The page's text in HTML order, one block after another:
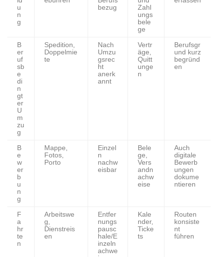
u
n
g
bezug
Zahl
ungs
bele
ge
B
er
uf
sb
e
di
n
gt
er
U
m
zu
g
Spedition,
Doppelmie
te
Nach
Umzu
gsrec
ht
anerk
annt
Vertr
äge,
Quitt
unge
n
Berufsgr
und kurz
begründ
en
B
e
w
er
b
u
n
g
Mappe,
Fotos,
Porto
Einzel
n
nachw
eisbar
Bele
ge,
Vers
andn
achw
eise
Auch
digitale
Bewerb
ungen
dokume
ntieren
F
a
hr
te
n
Arbeitswe
g,
Dienstreis
en
Entfer
nungs
pausc
hale/E
inzeln
achwe
Kale
nder,
Ticke
ts
Routen
konsiste
nt
führen